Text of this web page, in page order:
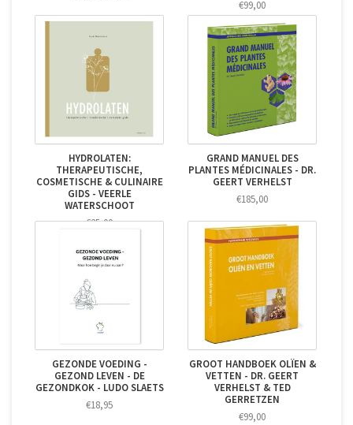
€99,00
HYDROLATEN:
THERAPEUTISCHE,
COSMETISCHE & CULINAIRE
GIDS - VEERLE
WATERSCHOOT
€35,00
GRAND MANUEL DES
PLANTES MÉDICINALES - DR.
GEERT VERHELST
€185,00
GEZONDE VOEDING -
GEZOND LEVEN - DE
GEZONDKOK - LUDO SLAETS
€18,95
GROOT HANDBOEK OLÏEN &
VETTEN - DR. GEERT
VERHELST & TED
GERRETZEN
€99,00